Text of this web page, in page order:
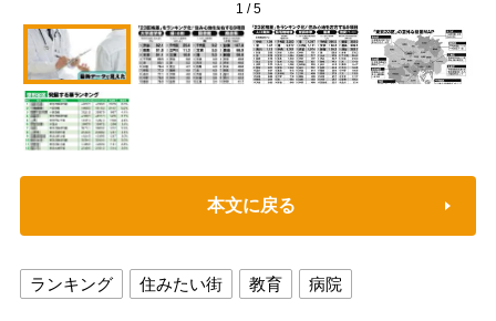
1 /5
本文に戻る
ランキング 住みたい街 教育 病院